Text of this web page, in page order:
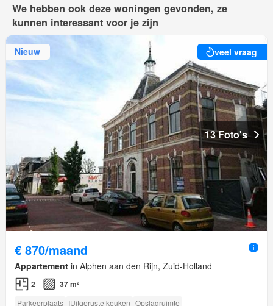
We hebben ook deze woningen gevonden, ze
kunnen interessant voor je zijn
Nieuw veel vraag
13 Foto's
€ 870/maand
Appartement in Alphen aan den Rijn, Zuid-Holland
2 37 m²
Parkeerplaats IUitgeruste keuken Opslagruimte